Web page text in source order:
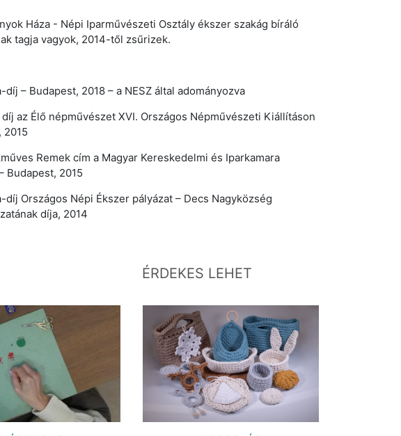
Háza - Népi Iparművészeti Osztály ékszer szakág bíráló
tagja vagyok, 2014-től zsűrizek.
díj – Budapest, 2018 – a NESZ által adományozva
díj az Élő népművészet XVI. Országos Népművészeti Kiállításon
2015
Remek cím a Magyar Kereskedelmi és Iparkamara
Budapest, 2015
díj Országos Népi Ékszer pályázat – Decs Nagyközség
díja, 2014
ÉRDEKES LEHET